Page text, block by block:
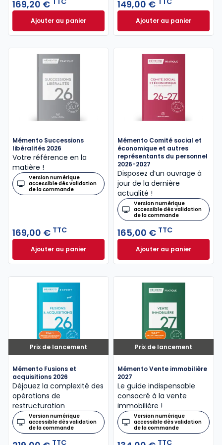
169,20 €
Ajouter au panierMémento Paie 2026 - 100% numérique à 169,20 €
149,00 €
Ajouter au panier
Mémento
Mémento Successions
libéralités 2026
Votre référence en la
matière !
Version numérique
accessible dès validation
de la commande
169,00 € TTC
Ajouter au panierMémento Successions libéralités 2026 à 169,00 €
Mémento Comité social et
économique et autres
représentants du personnel
2026-2027
Disposez d’un ouvrage à
jour de la dernière
actualité !
Version numérique
accessible dès validation
de la commande
165,00 € TTC
Ajouter au panierMémento Comité
Prix de lancement
Mémento Fusions et
acquisitions 2026
Déjouez la complexité des
opérations de
restructuration
Version numérique
accessible dès validation
de la commande
TTC
Prix de lancement
Mémento Vente immobilière
2027
Le guide indispensable
consacré à la vente
immobilière !
Version numérique
accessible dès validation
de la commande
TTC